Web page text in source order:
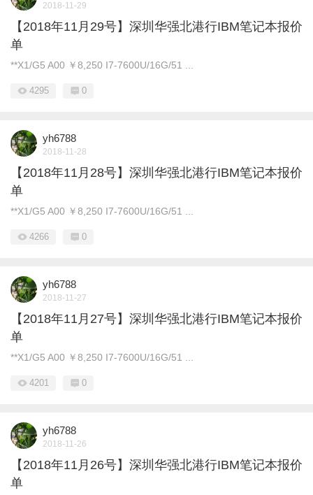
2018-11-29
【2018年11月29号】深圳华强北港行IBM笔记本报价
单
**X1/G5 A00 ￥8,250 I7-7600U/16G/51 ...
4295 0
yh6788
2018-11-28
【2018年11月28号】深圳华强北港行IBM笔记本报价
单
**X1/G5 A00 ￥8,250 I7-7600U/16G/51 ...
4266 0
yh6788
2018-11-27
【2018年11月27号】深圳华强北港行IBM笔记本报价
单
**X1/G5 A00 ￥8,250 I7-7600U/16G/51 ...
4201 0
yh6788
2018-11-26
【2018年11月26号】深圳华强北港行IBM笔记本报价
单